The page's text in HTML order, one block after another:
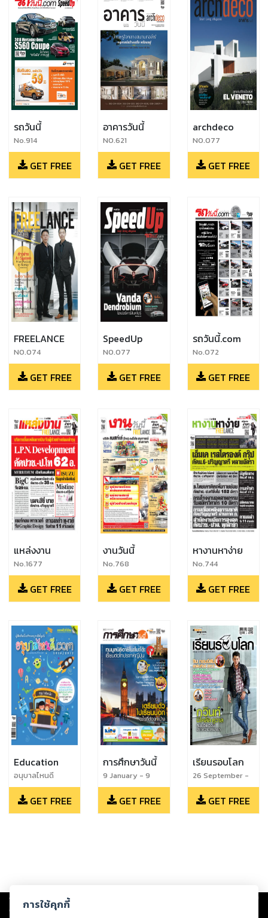
รถวันนี้
No.914
GET FREE
อาคารวันนี้
NO.621
GET FREE
archdeco
NO.077
GET FREE
FREELANCE
NO.074
GET FREE
SpeedUp
NO.077
GET FREE
รถวันนี้.com
No.072
GET FREE
แหล่งงาน
No.1677
GET FREE
งานวันนี้
No.768
GET FREE
หางานหาง่าย
No.744
GET FREE
Education
อนุบาลไหนดี
2016/2017
GET FREE
การศึกษาวันนี้
9 January - 9
February 2016
GET FREE
เรียนรอบโลก
26 September -
10 October 2013
GET FREE
Copyright © 2026
ต่อผลงานหรือเนื้อหาใดที่อัปโหลดผ่านเว็บไซต์และปรากฏว่าละเมิดสิทธิใน
การใช้คุกกี้